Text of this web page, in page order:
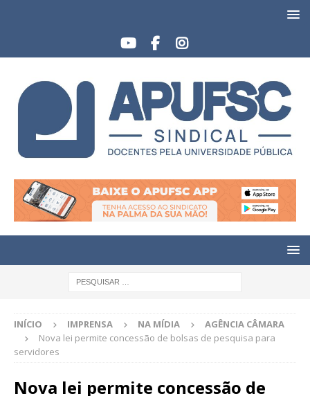
INÍCIO IMPRENSA NA MÍDIA
AGÊNCIA CÂMARA
Nova lei permite concessão de bolsas de pesquisa para
servidores
Nova lei permite concessão de